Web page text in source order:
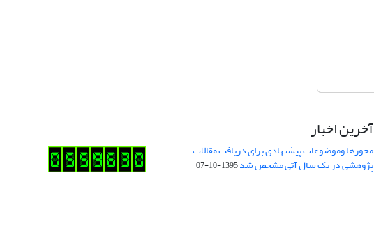
آخرین اخبار
محورها وموضوعات پیشنهادی برای دریافت مقالات
پژوهشی در یک سال آتی مشخص شد1395-10-07